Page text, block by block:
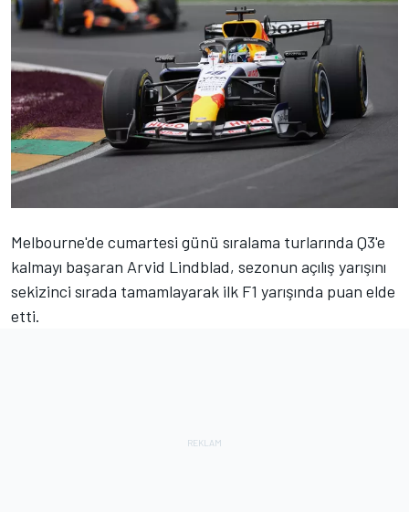
Melbourne'de cumartesi günü sıralama turlarında Q3'e
kalmayı başaran Arvid Lindblad, sezonun açılış yarışını
sekizinci sırada tamamlayarak ilk F1 yarışında puan elde
etti.